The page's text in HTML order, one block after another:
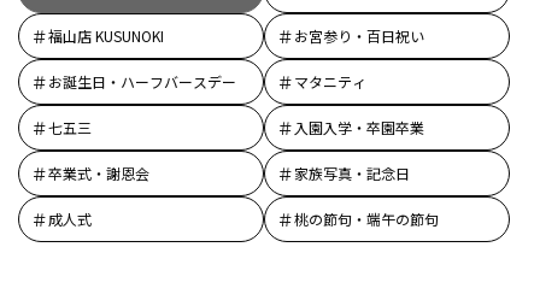
福山店 KUSUNOKI お宮参り・百日祝い
お誕生日・ハーフバースデー マタニティ
七五三 入園入学・卒園卒業
卒業式・謝恩会 家族写真・記念日
成人式 桃の節句・端午の節句